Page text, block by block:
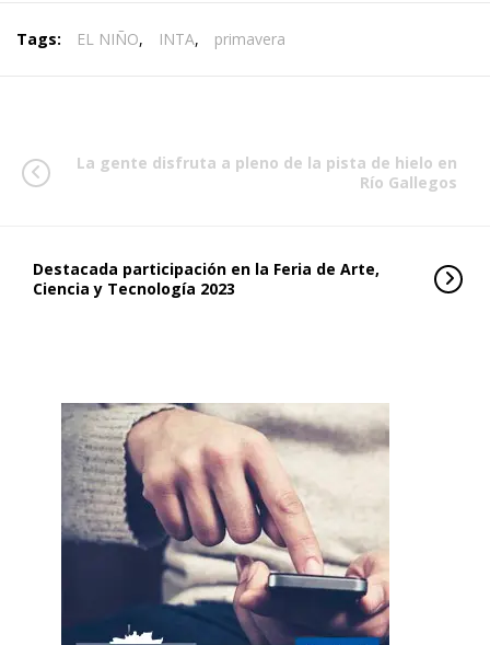
Tags: EL NIÑO, INTA, primavera
La gente disfruta a pleno de la pista de hielo en
Río Gallegos
Destacada participación en la Feria de Arte,
Ciencia y Tecnología 2023